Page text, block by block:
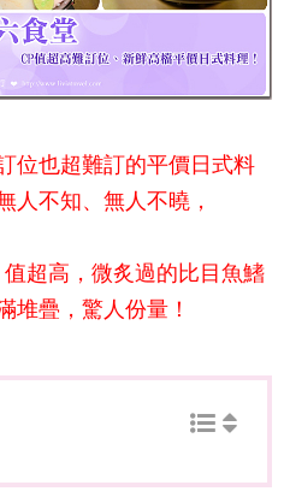
位也超難訂的平價日式料
人不知、無人不曉，
超高，微炙過的比目魚鰭
堆疊，驚人份量！